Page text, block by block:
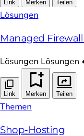
Link Merken Teilen
Lösungen
Managed
Lösungen Lösungen
Link Merken Teilen
Themen
Shop-Hosting